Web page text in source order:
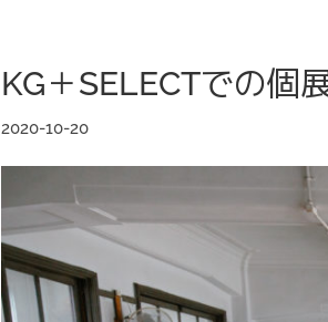
KG＋SELECTでの個
2020-10-20